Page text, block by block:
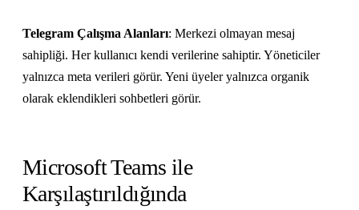
Telegram Çalışma Alanları: Merkezi olmayan mesaj
sahipliği. Her kullanıcı kendi verilerine sahiptir. Yöneticiler
yalnızca meta verileri görür. Yeni üyeler yalnızca organik
olarak eklendikleri sohbetleri görür.
Microsoft Teams ile
Karşılaştırıldığında